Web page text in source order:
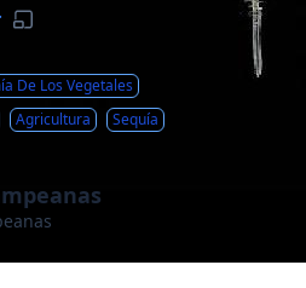
·
De Los Vegetales
Agricultura Sequía